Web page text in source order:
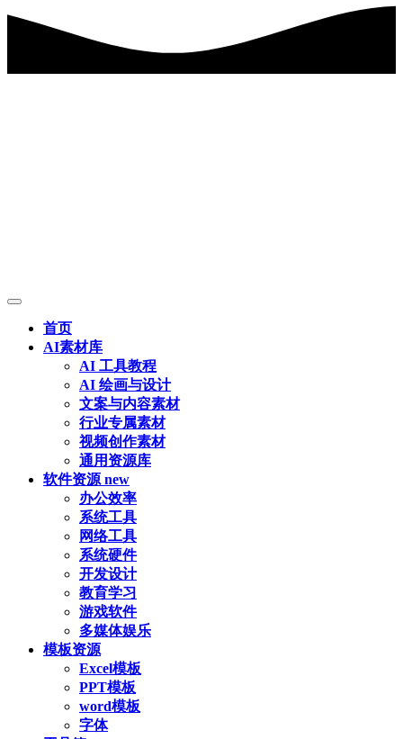
首页
AI素材库
AI 工具教程
AI 绘画与设计
文案与内容素材
行业专属素材
视频创作素材
通用资源库
软件资源 new
办公效率
系统工具
网络工具
系统硬件
开发设计
教育学习
游戏软件
多媒体娱乐
模板资源
Excel模板
PPT模板
word模板
字体